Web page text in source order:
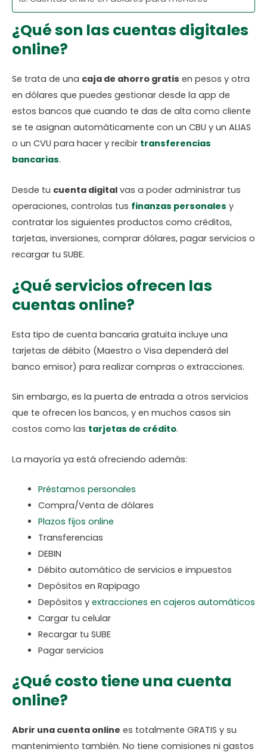
¿Qué son las cuentas digitales
online?
Se trata de una caja de ahorro gratis en pesos y otra
en dólares que puedes gestionar desde la app de
estos bancos que cuando te das de alta como cliente
se te asignan automáticamente con un CBU y un ALIAS
o un CVU para hacer y recibir transferencias
bancarias.
Desde tu cuenta digital vas a poder administrar tus
operaciones, controlas tus finanzas personales y
contratar los siguientes productos como créditos,
tarjetas, inversiones, comprar dólares, pagar servicios o
recargar tu SUBE.
¿Qué servicios ofrecen las
cuentas online?
Esta tipo de cuenta bancaria gratuita incluye una
tarjetas de débito (Maestro o Visa dependerá del
banco emisor) para realizar compras o extracciones.
Sin embargo, es la puerta de entrada a otros servicios
que te ofrecen los bancos, y en muchos casos sin
costos como las tarjetas de crédito.
La mayoría ya está ofreciendo además:
Préstamos personales
Compra/Venta de dólares
Plazos fijos online
Transferencias
DEBIN
Débito automático de servicios e impuestos
Depósitos en Rapipago
Depósitos y extracciones en cajeros automáticos
Cargar tu celular
Recargar tu SUBE
Pagar servicios
¿Qué costo tiene una cuenta
online?
Abrir una cuenta online es totalmente GRATIS y su
mantenimiento también. No tiene comisiones ni gastos